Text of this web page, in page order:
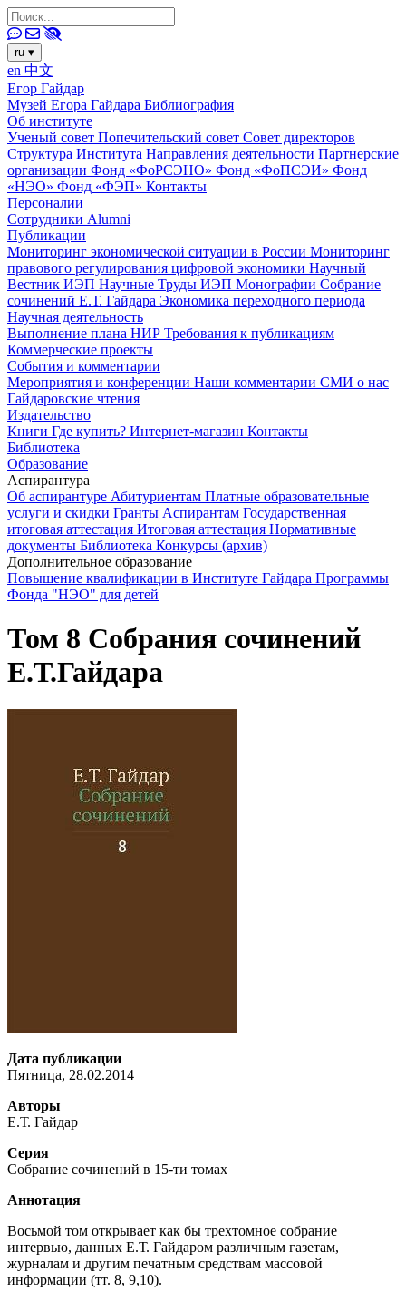
ru ▾
en 中文
Егор Гайдар
Музей Егора Гайдара Библиография
Об институте
Ученый совет Попечительский совет Совет директоров
Структура Института Направления деятельности Партнерские
организации Фонд «ФоРСЭНО» Фонд «ФоПСЭИ» Фонд
«НЭО» Фонд «ФЭП» Контакты
Персоналии
Сотрудники Alumni
Публикации
Мониторинг экономической ситуации в России Мониторинг
правового регулирования цифровой экономики Научный
Вестник ИЭП Научные Труды ИЭП Монографии Собрание
сочинений Е.Т. Гайдара Экономика переходного периода
Научная деятельность
Выполнение плана НИР Требования к публикациям
Коммерческие проекты
События и комментарии
Мероприятия и конференции Наши комментарии СМИ о нас
Гайдаровские чтения
Издательство
Книги Где купить? Интернет-магазин Контакты
Библиотека
Образование
Аспирантура
Об аспирантуре Абитуриентам Платные образовательные
услуги и скидки Гранты Аспирантам Государственная
итоговая аттестация Итоговая аттестация Нормативные
документы Библиотека Конкурсы (архив)
Дополнительное образование
Повышение квалификации в Институте Гайдара Программы
Фонда "НЭО" для детей
Том 8 Собрания сочинений
Е.Т.Гайдара
Дата публикации
Пятница, 28.02.2014
Авторы
Е.Т. Гайдар
Серия
Собрание сочинений в 15-ти томах
Аннотация
Восьмой том открывает как бы трехтомное собрание
интервью, данных Е.Т. Гайдаром различным газетам,
журналам и другим печатным средствам массовой
информации (тт. 8, 9,10).